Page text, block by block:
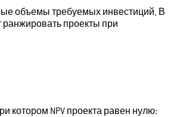
объемы требуемых инвестиций. В
ранжировать проекты при
котором NPV проекта равен нулю: